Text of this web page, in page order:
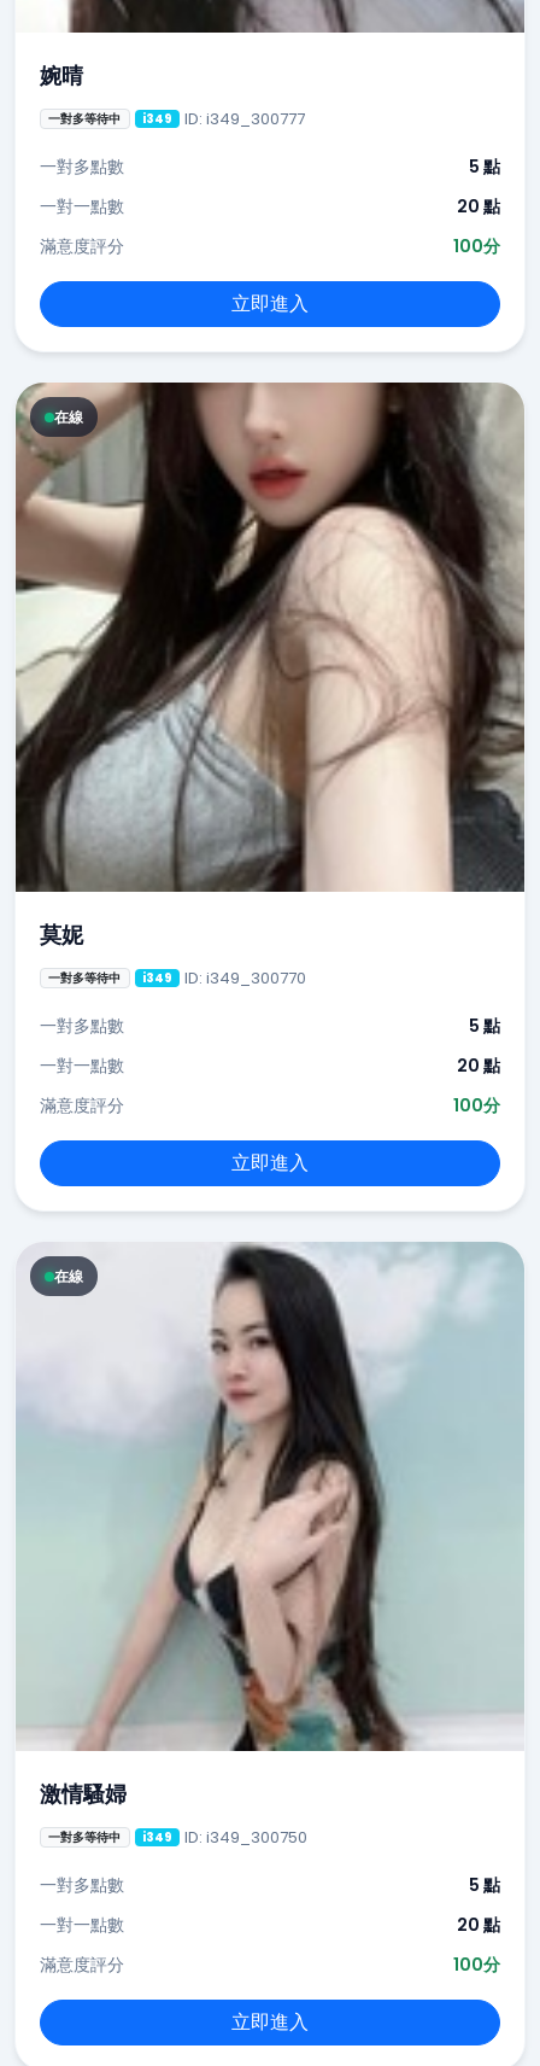
婉晴
一對多等待中 i349 ID: i349_300777
一對多點數
5 點
一對一點數
20 點
滿意度評分
100分
立即進入
在線
莫妮
一對多等待中 i349 ID: i349_300770
一對多點數
5 點
一對一點數
20 點
滿意度評分
100分
立即進入
在線
激情騷婦
一對多等待中 i349 ID: i349_300750
一對多點數
5 點
一對一點數
20 點
滿意度評分
100分
立即進入